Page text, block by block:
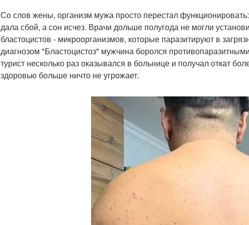
Со слов жены, организм мужа просто перестал
дала сбой, а сон исчез. Врачи дольше полугода не могли
бластоцистов - микроорганизмов, которые паразитируют в
диагнозом "Бластоцистоз" мужчина боролся
турист несколько раз оказывался в больнице и получал откат
здоровью больше ничто не угрожает.